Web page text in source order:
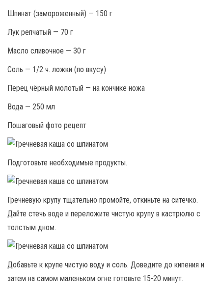
Шпинат (замороженный) — 150 г
Лук репчатый — 70 г
Масло сливочное — 30 г
Соль — 1/2 ч. ложки (по вкусу)
Перец чёрный молотый — на кончике ножа
Вода — 250 мл
Пошаговый фото рецепт
Подготовьте необходимые продукты.
Гречневую крупу тщательно промойте, откиньте на ситечко.
Дайте стечь воде и переложите чистую крупу в кастрюлю с
толстым дном.
Добавьте к крупе чистую воду и соль. Доведите до кипения и
затем на самом маленьком огне готовьте 15-20 минут.